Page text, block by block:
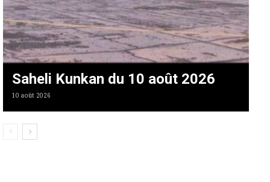
Saheli Kunkan du 10 août 2026
10 août 2026